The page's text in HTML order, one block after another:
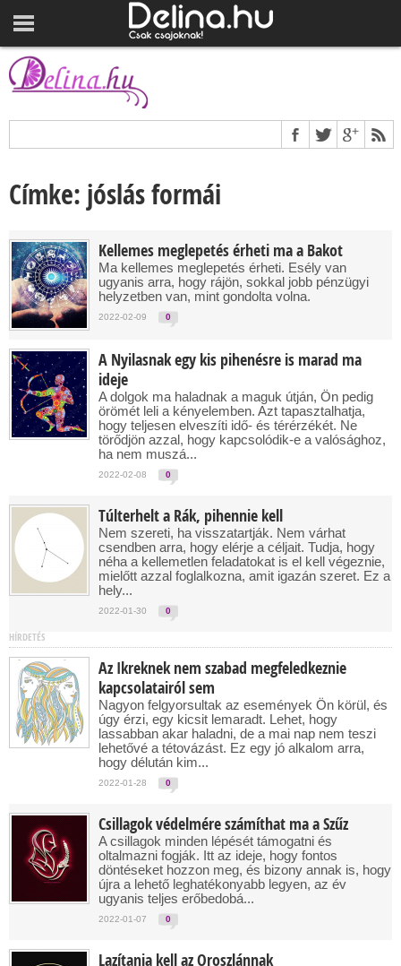
Címke: jóslás formái
Kellemes meglepetés érheti ma a Bakot
Ma kellemes meglepetés érheti. Esély van
ugyanis arra, hogy rájön, sokkal jobb pénzügyi
helyzetben van, mint gondolta volna.
2022-02-09 0
A Nyilasnak egy kis pihenésre is marad ma
ideje
A dolgok ma haladnak a maguk útján, Ön pedig
örömét leli a kényelemben. Azt tapasztalhatja,
hogy teljesen elveszíti idő- és térérzékét. Ne
törődjön azzal, hogy kapcsolódik-e a valósághoz,
ha nem muszá...
2022-02-08 0
Túlterhelt a Rák, pihennie kell
Nem szereti, ha visszatartják. Nem várhat
csendben arra, hogy elérje a céljait. Tudja, hogy
néha a kellemetlen feladatokat is el kell végeznie,
mielőtt azzal foglalkozna, amit igazán szeret. Ez a
hely...
2022-01-30 0
HÍRDETÉS
Az Ikreknek nem szabad megfeledkeznie
kapcsolatairól sem
Nagyon felgyorsultak az események Ön körül, és
úgy érzi, egy kicsit lemaradt. Lehet, hogy
lassabban akar haladni, de a mai nap nem teszi
lehetővé a tétovázást. Ez egy jó alkalom arra,
hogy délután kim...
2022-01-28 0
Csillagok védelmére számíthat ma a Szűz
A csillagok minden lépését támogatni és
oltalmazni fogják. Itt az ideje, hogy fontos
döntéseket hozzon meg, és bizony annak is, hogy
újra a lehető leghatékonyabb legyen, az év
ugyanis teljes erőbedobá...
2022-01-07 0
Lazítania kell az Oroszlánnak